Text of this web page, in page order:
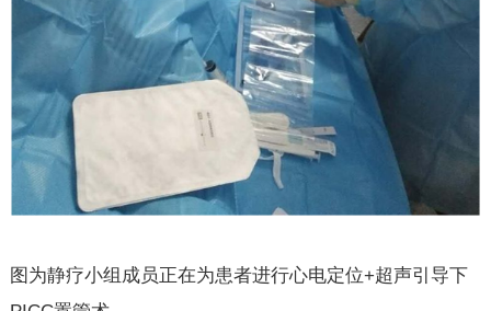
图为静疗小组成员正在为患者进行心电定位+超声引导下